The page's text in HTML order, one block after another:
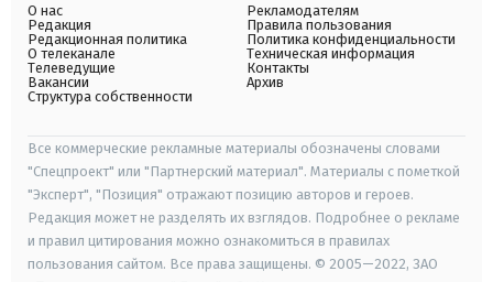
О нас
Редакция
Редакционная политика
О телеканале
Телеведущие
Вакансии
Структура собственности
Рекламодателям
Правила пользования
Политика конфиденциальности
Техническая информация
Контакты
Архив
Все коммерческие рекламные материалы обозначены словами
"Спецпроект" или "Партнерский материал". Материалы с пометкой
"Эксперт", "Позиция" отражают позицию авторов и героев.
Редакция может не разделять их взглядов. Подробнее о рекламе
и правил цитирования можно ознакомиться в правилах
пользования сайтом. Все права защищены. © 2005—2022, ЗАО